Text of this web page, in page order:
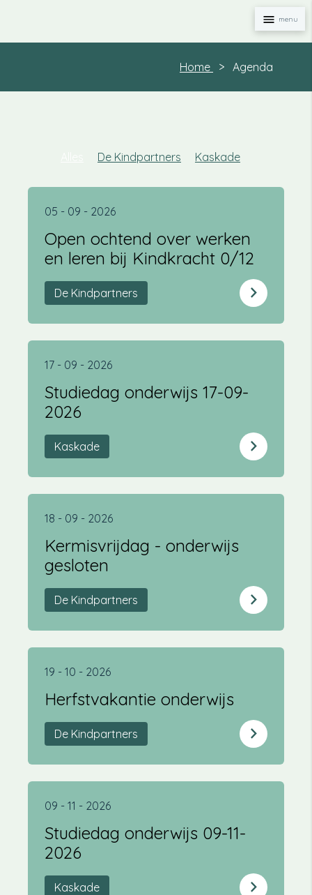
Home Agenda
De Kindpartners Kaskade
05 - 09 - 2026
Open ochtend over werken
en leren bij Kindkracht 0/12
De Kindpartners
17 - 09 - 2026
Studiedag onderwijs 17-09-
2026
Kaskade
18 - 09 - 2026
Kermisvrijdag - onderwijs
gesloten
De Kindpartners
19 - 10 - 2026
Herfstvakantie onderwijs
De Kindpartners
09 - 11 - 2026
Studiedag onderwijs 09-11-
2026
Kaskade